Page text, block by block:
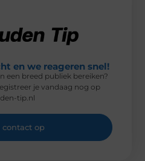
en we reageren snel!
een breed publiek bereiken?
je vandaag nog op
tip.nl
contact op